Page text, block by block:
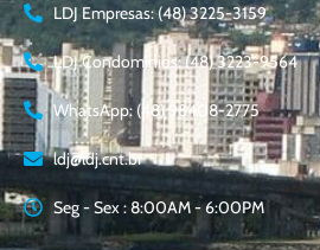
LDJ Empresas: (48) 3225-3159
LDJ Condomínios: (48) 3223-9564
WhatsApp: (48) 98408-2775
ldj@ldj.cnt.br
Seg - Sex : 8:00AM - 6:00PM